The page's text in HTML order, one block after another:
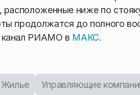
расположенные ниже по
продолжатся до полного
канал РИАМО в МАКС.
Жилье Управляющие